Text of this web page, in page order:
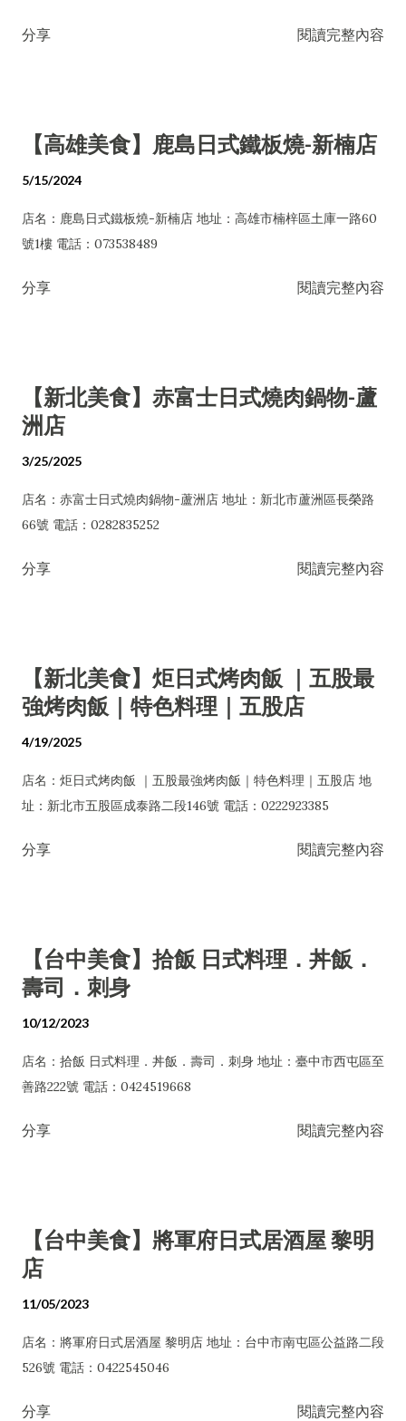
分享 閱讀完整內容
【高雄美食】鹿島日式鐵板燒-新楠店
5/15/2024
店名：鹿島日式鐵板燒-新楠店 地址：高雄市楠梓區土庫一路60
號1樓 電話：073538489
分享 閱讀完整內容
【新北美食】赤富士日式燒肉鍋物-蘆
洲店
3/25/2025
店名：赤富士日式燒肉鍋物-蘆洲店 地址：新北市蘆洲區長榮路
66號 電話：0282835252
分享 閱讀完整內容
【新北美食】炬日式烤肉飯 ｜五股最
強烤肉飯｜特色料理｜五股店
4/19/2025
店名：炬日式烤肉飯 ｜五股最強烤肉飯｜特色料理｜五股店 地
址：新北市五股區成泰路二段146號 電話：0222923385
分享 閱讀完整內容
【台中美食】拾飯 日式料理．丼飯．
壽司．刺身
10/12/2023
店名：拾飯 日式料理．丼飯．壽司．刺身 地址：臺中市西屯區至
善路222號 電話：0424519668
分享 閱讀完整內容
【台中美食】將軍府日式居酒屋 黎明
店
11/05/2023
店名：將軍府日式居酒屋 黎明店 地址：台中市南屯區公益路二段
526號 電話：0422545046
分享 閱讀完整內容